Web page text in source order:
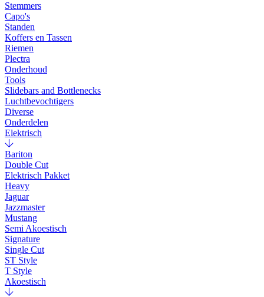
Stemmers
Capo's
Standen
Koffers en Tassen
Riemen
Plectra
Onderhoud
Tools
Slidebars and Bottlenecks
Luchtbevochtigers
Diverse
Onderdelen
Elektrisch
Bariton
Double Cut
Elektrisch Pakket
Heavy
Jaguar
Jazzmaster
Mustang
Semi Akoestisch
Signature
Single Cut
ST Style
T Style
Akoestisch